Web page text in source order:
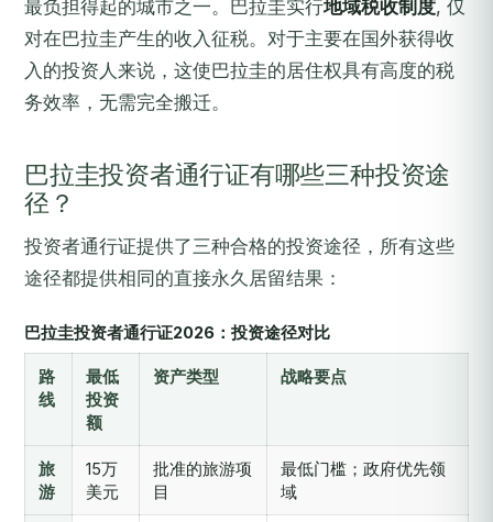
最负担得起的城市之一。巴拉圭实行地域税收制度, 仅
对在巴拉圭产生的收入征税。对于主要在国外获得收
入的投资人来说，这使巴拉圭的居住权具有高度的税
务效率，无需完全搬迁。
巴拉圭投资者通行证有哪些三种投资途
径？
投资者通行证提供了三种合格的投资途径，所有这些
途径都提供相同的直接永久居留结果：
巴拉圭投资者通行证2026：投资途径对比
路
线
最低
投资
额
资产类型 战略要点
旅
游
15万
美元
批准的旅游项
目
最低门槛；政府优先领
域